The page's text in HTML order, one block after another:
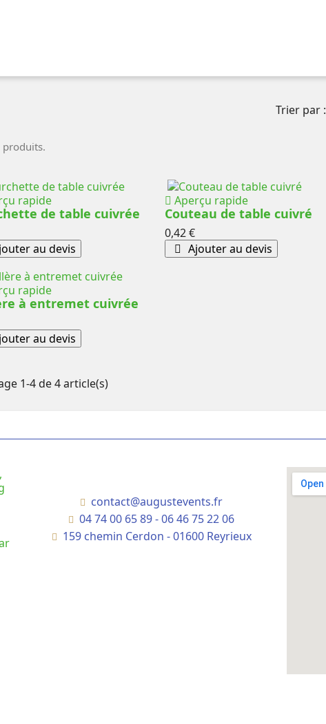
produits.
Trier par :
rapide
de table cuivrée
au devis
Aperçu rapide
Couteau de table cuivré
Prix
0,42 €
Ajouter au devis
rapide
à entremet cuivrée
au devis
1-4 de 4 article(s)
contact@augustevents.fr
04 74 00 65 89 - 06 46 75 22 06
159 chemin Cerdon - 01600 Reyrieux